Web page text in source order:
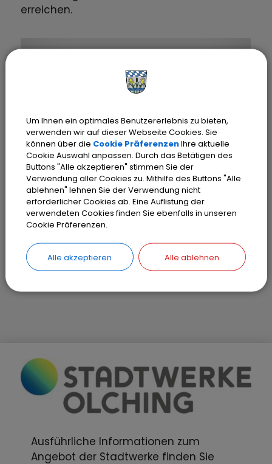
erreichen.
OLCHING
Stadtwerke Olching
SWO
Website: stadtwerke-olching.de
E-Mail:
info@sw-olching.de
Ausführliche Informationen zum
Angebot der Stadtwerke finden Sie
Um Ihnen ein optimales Benutzererlebnis zu bieten,
verwenden wir auf dieser Webseite Cookies. Sie
können über die Cookie PräferenzenIhre aktuelle
Cookie Auswahl anpassen. Durch das Betätigen des
Buttons "Alle akzeptieren" stimmen Sie der
Verwendung aller Cookies zu. Mithilfe des Buttons "Alle
ablehnen" lehnen Sie der Verwendung nicht
erforderlicher Cookies ab. Eine Auflistung der
verwendeten Cookies finden Sie ebenfalls in unseren
Cookie Präferenzen.
Alle akzeptieren Alle ablehnen